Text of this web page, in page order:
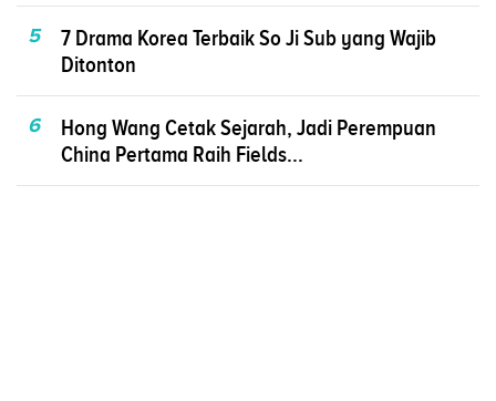
5
7 Drama Korea Terbaik So Ji Sub yang Wajib
Ditonton
6
Hong Wang Cetak Sejarah, Jadi Perempuan
China Pertama Raih Fields...